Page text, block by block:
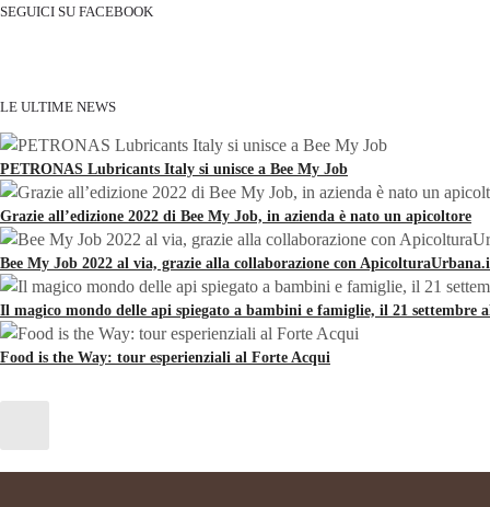
SEGUICI SU FACEBOOK
LE ULTIME NEWS
PETRONAS Lubricants Italy si unisce a Bee My Job
Grazie all’edizione 2022 di Bee My Job, in azienda è nato un apicoltore
Bee My Job 2022 al via, grazie alla collaborazione con
Il magico mondo delle api spiegato a bambini e famiglie, il 21 settembre
Food is the Way: tour esperienziali al Forte Acqui